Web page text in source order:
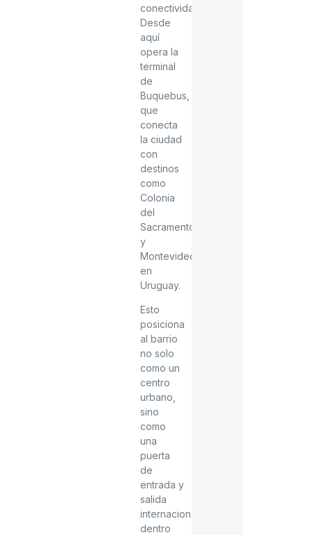
conectividad.
Desde
aquí
opera la
terminal
de
Buquebus
que
conecta
la ciudad
con
destinos
como
Colonia
del
Sacramento
y
Montevideo
en
Uruguay.
Esto
posiciona
al barrio
no solo
como un
centro
urbano,
sino
como
una
puerta
de
entrada y
salida
internacional
dentro